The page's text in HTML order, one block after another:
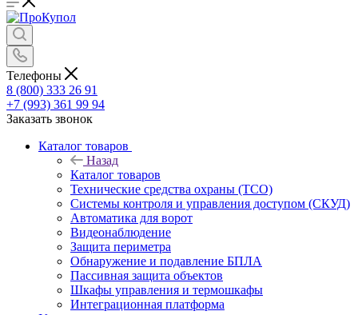
Телефоны
8 (800) 333 26 91
+7 (993) 361 99 94
Заказать звонок
Каталог товаров
Назад
Каталог товаров
Технические средства охраны (ТСО)
Системы контроля и управления доступом (СКУД)
Автоматика для ворот
Видеонаблюдение
Защита периметра
Обнаружение и подавление БПЛА
Пассивная защита объектов
Шкафы управления и термошкафы
Интеграционная платформа